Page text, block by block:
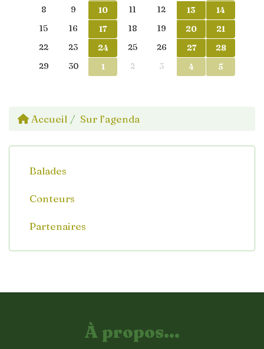
8
9 10 11 12 13
14
15
16 17 18 19 20
21
22
23 24 25 26 27
28
29
30 1 2 3 4 5
Accueil Sur l’agenda
Balades
Conteurs
Partenaires
À propos...